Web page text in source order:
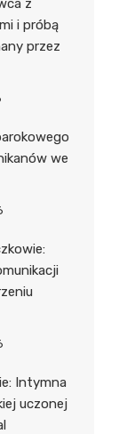
z
i próbą
przez
we
Intymna
uczonej